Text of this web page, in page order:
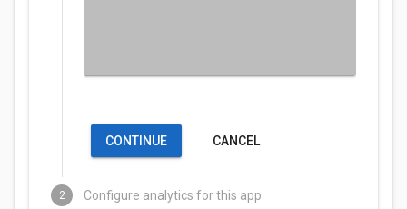
CONTINUE CANCEL
2 Configure analytics for this app